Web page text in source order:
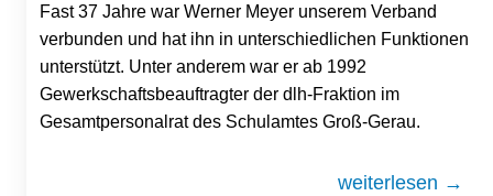
Fast 37 Jahre war Werner Meyer unserem Verband
verbunden und hat ihn in unterschiedlichen Funktionen
unterstützt. Unter anderem war er ab 1992
Gewerkschaftsbeauftragter der dlh-Fraktion im
Gesamtpersonalrat des Schulamtes Groß-Gerau.
weiterlesen →